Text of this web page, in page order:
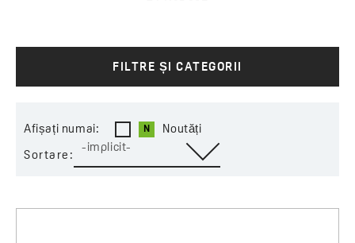
FILTRE ȘI CATEGORII
Afișați numai: Noutăți
Sortare:
-implicit-